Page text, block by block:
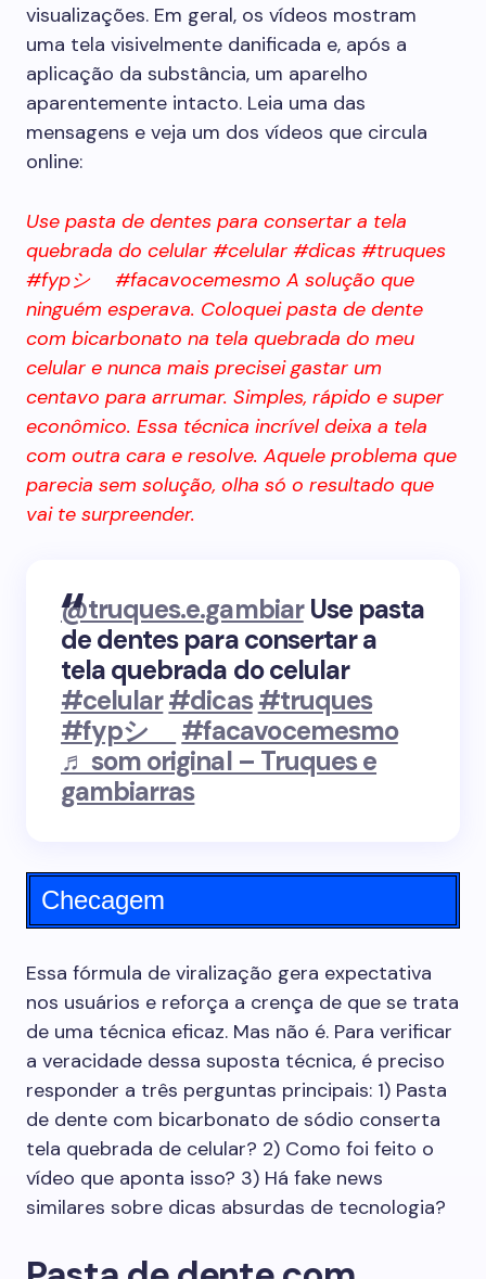
visualizações. Em geral, os vídeos mostram
uma tela visivelmente danificada e, após a
aplicação da substância, um aparelho
aparentemente intacto. Leia uma das
mensagens e veja um dos vídeos que circula
online:
Use pasta de dentes para consertar a tela
quebrada do celular #celular #dicas #truques
#fypシ゚ #facavocemesmo A solução que
ninguém esperava. Coloquei pasta de dente
com bicarbonato na tela quebrada do meu
celular e nunca mais precisei gastar um
centavo para arrumar. Simples, rápido e super
econômico. Essa técnica incrível deixa a tela
com outra cara e resolve. Aquele problema que
parecia sem solução, olha só o resultado que
vai te surpreender.
@truques.e.gambiarUse pasta
de dentes para consertar a
tela quebrada do celular
#celular#dicas #truques
#fypシ゚
#facavocemesmo
♬ som original – Truques e
gambiarras
Checagem
Essa fórmula de viralização gera expectativa
nos usuários e reforça a crença de que se trata
de uma técnica eficaz. Mas não é. Para verificar
a veracidade dessa suposta técnica, é preciso
responder a três perguntas principais: 1) Pasta
de dente com bicarbonato de sódio conserta
tela quebrada de celular? 2) Como foi feito o
vídeo que aponta isso? 3) Há fake news
similares sobre dicas absurdas de tecnologia?